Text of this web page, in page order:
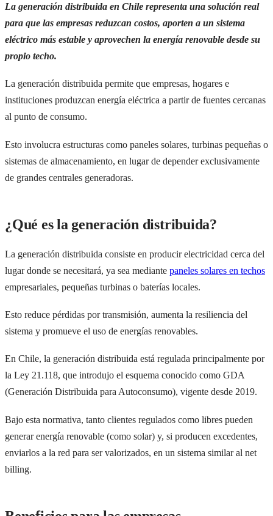
La generación distribuida en Chile representa una solución real
para que las empresas reduzcan costos, aporten a un sistema
eléctrico más estable y aprovechen la energía renovable desde su
propio techo.
La generación distribuida permite que empresas, hogares e
instituciones produzcan energía eléctrica a partir de fuentes cercanas
al punto de consumo.
Esto involucra estructuras como paneles solares, turbinas pequeñas o
sistemas de almacenamiento, en lugar de depender exclusivamente
de grandes centrales generadoras.
¿Qué es la generación distribuida?
La generación distribuida consiste en producir electricidad cerca del
lugar donde se necesitará, ya sea mediante paneles solares en techos
empresariales, pequeñas turbinas o baterías locales.
Esto reduce pérdidas por transmisión, aumenta la resiliencia del
sistema y promueve el uso de energías renovables.
En Chile, la generación distribuida está regulada principalmente por
la Ley 21.118, que introdujo el esquema conocido como GDA
(Generación Distribuida para Autoconsumo), vigente desde 2019.
Bajo esta normativa, tanto clientes regulados como libres pueden
generar energía renovable (como solar) y, si producen excedentes,
enviarlos a la red para ser valorizados, en un sistema similar al net
billing.